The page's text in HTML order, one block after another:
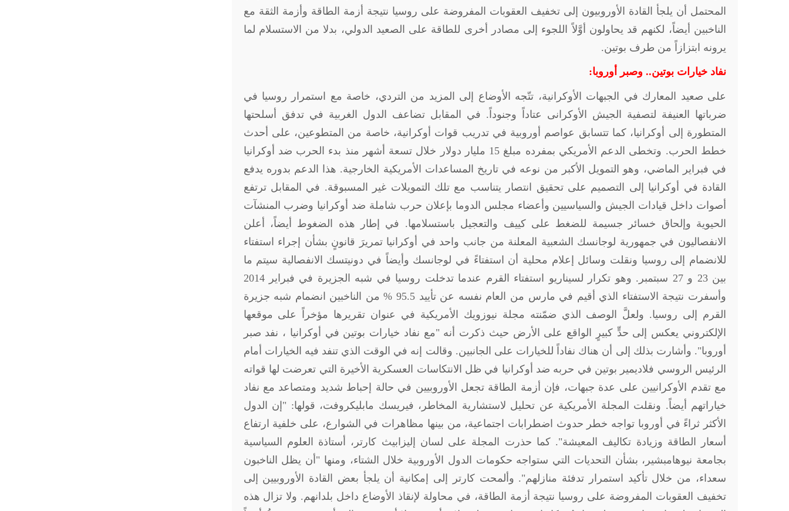
المحتمل أن يلجأ القادة الأوروبيون إلى تخفيف العقوبات المفروضة على روسيا نتيجة أزمة الطاقة وأزمة الثقة مع
الناخبين أيضاً، لكنهم قد يحاولون أوَّلاً اللجوء إلى مصادر أخرى للطاقة على الصعيد الدولي، بدلا من الاستسلام لما
يرونه ابتزازاً من طرف بوتين.
نفاد خيارات بوتين.. وصبر أوروبا:
على صعيد المعارك في الجبهات الأوكرانية، تتّجه الأوضاع إلى المزيد من التردي، خاصة مع استمرار روسيا في
ضرباتها العنيفة لتصفية الجيش الأوكرانى عتاداً وجنوداً. في المقابل تضاعف الدول الغربية في تدفق أسلحتها
المتطورة إلى أوكرانيا، كما تتسابق عواصم أوروبية في تدريب قوات أوكرانية، خاصة من المتطوعين، على أحدث
خطط الحرب. وتخطى الدعم الأمريكي بمفرده مبلغ 15 مليار دولار خلال تسعة أشهر منذ بدء الحرب ضد أوكرانيا
في فبراير الماضي، وهو التمويل الأكبر من نوعه في تاريخ المساعدات الأمريكية الخارجية. هذا الدعم بدوره يدفع
القادة في أوكرانيا إلى التصميم على تحقيق انتصار يتناسب مع تلك التمويلات غير المسبوقة. في المقابل ترتفع
أصوات داخل قيادات الجيش والسياسيين وأعضاء مجلس الدوما بإعلان حرب شاملة ضد أوكرانيا وضرب المنشآت
الحيوية وإلحاق خسائر جسيمة للضغط على كييف والتعجيل باستسلامها. في إطار هذه الضغوط أيضاً، أعلن
الانفصاليون في جمهورية لوجانسك الشعبية المعلنة من جانب واحد في أوكرانيا تمريرَ قانونٍ بشأن إجراء استفتاء
للانضمام إلى روسيا ونقلت وسائل إعلام محلية أن استفتاءً في لوجانسك وأيضاً في دونيتسك الانفصالية سيتم ما
بين 23 و 27 سبتمبر. وهو تكرار لسيناريو استفتاء القرم عندما تدخلت روسيا في شبه الجزيرة في فبراير 2014
وأسفرت نتيجة الاستفتاء الذي أقيم في مارس من العام نفسه عن تأييد 95.5 % من الناخبين انضمام شبه جزيرة
القرم إلى روسيا. ولعلَّ الوصف الذي ضمّنته مجلة نيوزويك الأمريكية في عنوان تقريرها مؤخراً على موقعها
الإلكتروني يعكس إلى حدٍّ كبيرٍ الواقع على الأرض حيث ذكرت أنه "مع نفاد خيارات بوتين في أوكرانيا ، نفد صبر
أوروبا". وأشارت بذلك إلى أن هناك نفاداً للخيارات على الجانبين. وقالت إنه في الوقت الذي تنفد فيه الخيارات أمام
الرئيس الروسي فلاديمير بوتين في حربه ضد أوكرانيا في ظل الانتكاسات العسكرية الأخيرة التي تعرضت لها قواته
مع تقدم الأوكرانيين على عدة جبهات، فإن أزمة الطاقة تجعل الأوروبيين في حالة إحباط شديد ومتصاعد مع نفاد
خياراتهم أيضاً. ونقلت المجلة الأمريكية عن تحليل لاستشارية المخاطر، فيريسك مابليكروفت، قولها: "إن الدول
الأكثر ثراءً في أوروبا تواجه خطر حدوث اضطرابات اجتماعية، من بينها مظاهرات في الشوارع، على خلفية ارتفاع
أسعار الطاقة وزيادة تكاليف المعيشة". كما حذرت المجلة على لسان إليزابيث كارتر، أستاذة العلوم السياسية
بجامعة نيوهامبشير، بشأن التحديات التي ستواجه حكومات الدول الأوروبية خلال الشتاء، ومنها "أن يظل الناخبون
سعداء، من خلال تأكيد استمرار تدفئة منازلهم". وألمحت كارتر إلى إمكانية أن يلجأ بعض القادة الأوروبيين إلى
تخفيف العقوبات المفروضة على روسيا نتيجة أزمة الطاقة، في محاولة لإنقاذ الأوضاع داخل بلدانهم. ولا تزال هذه